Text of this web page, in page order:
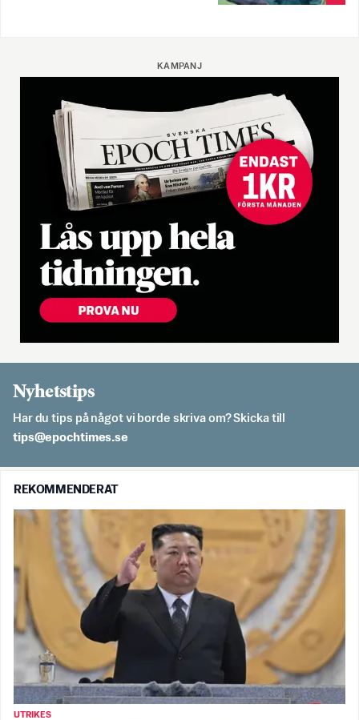
KAMPANJ
Nyhetstips
Har du tips på något vi borde skriva om? Skicka till
es.semithcope@spit
REKOMMENDERAT
UTRIKES